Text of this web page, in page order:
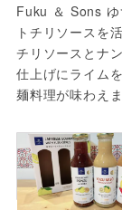
Fuku ＆ Sons ゆ
トチリソースを
チリソースとナ
仕上げにライム
麺料理が味わえま